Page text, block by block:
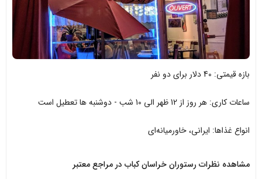
بازه قیمتی: 40 دلار برای دو نفر
ساعات کاری: هر روز از 12 ظهر الی 10 شب - دوشنبه ها تعطیل است
انواع غذاها: ایرانی، خاورمیانه‌ای
مشاهده نظرات رستوران خراسان کباب در مراجع معتبر